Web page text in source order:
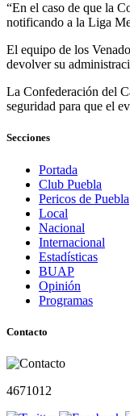
“En el caso de que la
notificando a la Liga
El equipo de los
devolver su
La Confederación del
seguridad para que el
Secciones
Portada
Club Puebla
Pericos de Puebla
Local
Nacional
Internacional
Estadísticas
BUAP
Opinión
Programas
Contacto
4671012